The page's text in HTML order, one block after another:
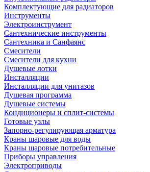
Комплектующие для радиаторов
Инструменты
Электроинструмент
Сантехнические инструменты
Сантехника и Санфаянс
Смесители
Смесители для кухни
Душевые лотки
Инсталляции
Инсталляции для унитазов
Душевая программа
Душевые системы
Кондиционеры и сплит-системы
Готовые узлы
Запорно-регулирующая арматура
Краны шаровые для воды
Краны шаровые потребительные
Приборы управления
Электроприводы